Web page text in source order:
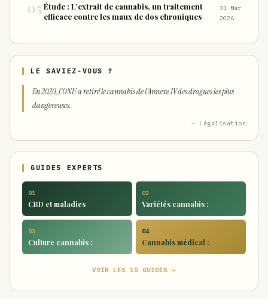
Étude : L’extrait de cannabis, un traitement
efficace contre les maux de dos chroniques
31 Mar
2026
LE SAVIEZ-VOUS ?
En 2020, l'ONU a retiré le cannabis de l'Annexe IV des drogues les plus
dangereuses.
— Légalisation
GUIDES EXPERTS
01
CBD et maladies
02
Variétés cannabis :
03
Culture cannabis :
04
Cannabis médical :
VOIR LES 15 GUIDES →